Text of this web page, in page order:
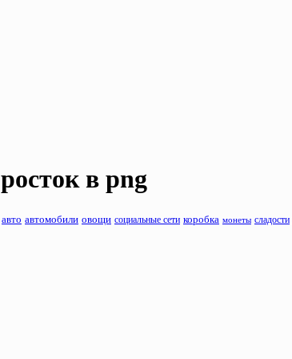
ростокв png
авто автомобили овощи социальные сети коробка монеты сладости